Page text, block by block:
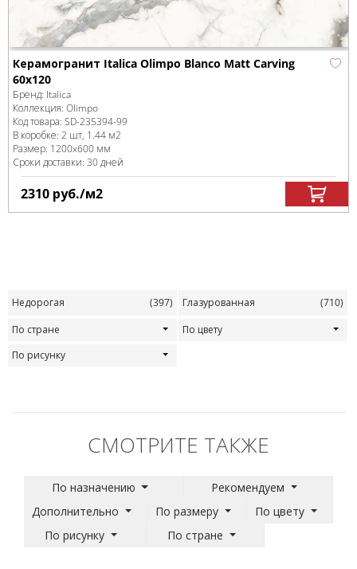
Керамогранит Italica Olimpo Blanco Matt Carving
60х120
Бренд: Italica
Коллекция: Olimpo
Код товара: SD-235394-99
В коробке: 2 шт, 1.44 м2
Размер: 1200x600 мм
Сроки доставки: 30 дней
2310 руб./м2
Недорогая (397) Глазурованная
(710)
По стране
По цвету
По рисунку
СМОТРИТЕ ТАКЖЕ
По назначению
Рекомендуем
Дополнительно
По размеру
По цвету
По рисунку
По стране